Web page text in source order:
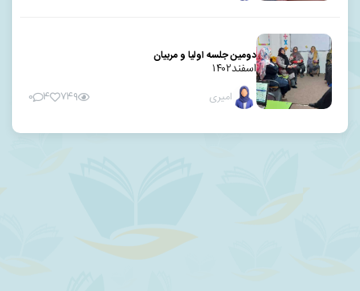
دومین جلسه اولیا و مربیان
اسفند۱۴۰۲
امیری ۷۴۹ ۴ ۰